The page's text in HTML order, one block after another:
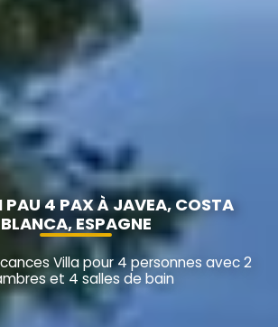
PAU 4 PAX À JAVEA, COSTA
BLANCA, ESPAGNE
Villa pour 4 personnes avec 2
et 4 salles de bain